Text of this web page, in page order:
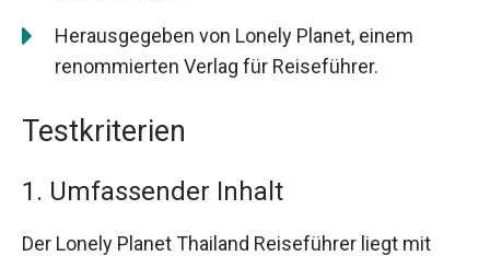
Herausgegeben von Lonely Planet, einem
renommierten Verlag für Reiseführer.
Testkriterien
1. Umfassender Inhalt
Der Lonely Planet Thailand Reiseführer liegt mit